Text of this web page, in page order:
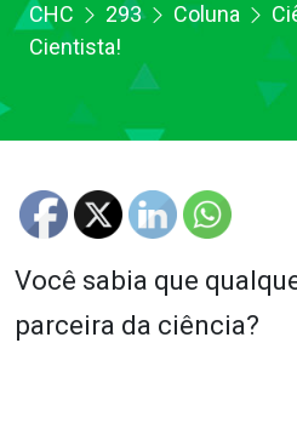
CHC 293 Coluna
Cientista!
Você sabia que
parceira da ciência?